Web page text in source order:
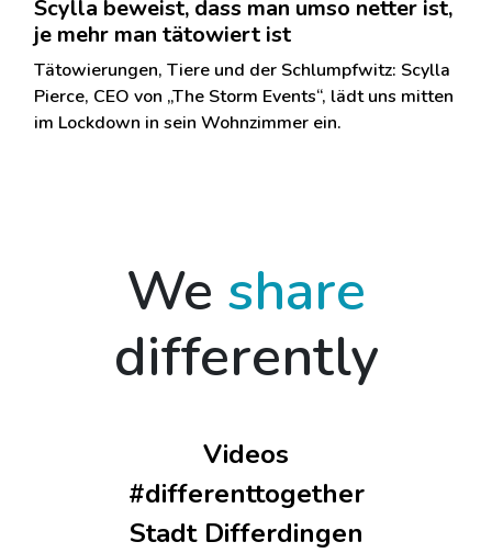
Scylla beweist, dass man umso netter ist,
je mehr man tätowiert ist
Tätowierungen, Tiere und der Schlumpfwitz: Scylla
Pierce, CEO von „The Storm Events“, lädt uns mitten
im Lockdown in sein Wohnzimmer ein.
We share
differently
Videos
#differenttogether
Stadt Differdingen